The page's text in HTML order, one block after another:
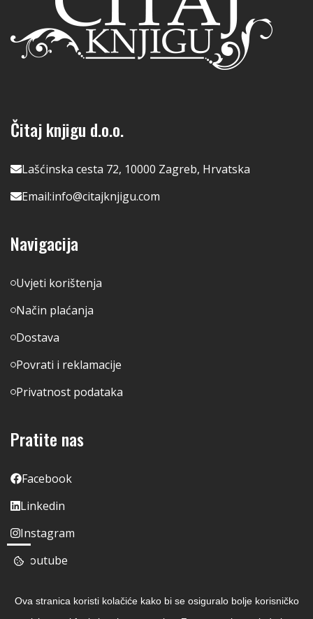
Čitaj knjigu d.o.o.
Lašćinska cesta 72, 10000 Zagreb, Hrvatska
Email:info@citajknjigu.com
Navigacija
Uvjeti korištenja
Način plaćanja
Dostava
Povrati i reklamacije
Privatnost podataka
Pratite nas
Facebook
Linkedin
Instagram
Youtube
Ova stranica koristi kolačiće kako bi se osiguralo bolje korisničko